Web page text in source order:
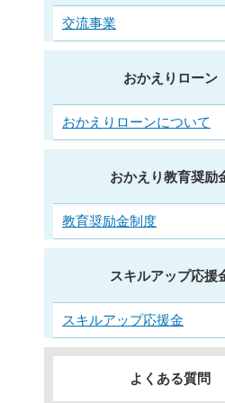
交流事業
おかえりローン
おかえりローンについて
おかえり教育奨励
教育奨励金制度
スキルアップ応援
スキルアップ応援金
よくある質問